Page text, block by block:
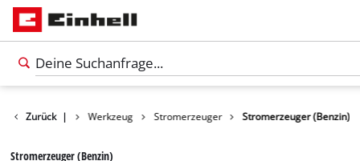
Zurück |
Produkte Werkzeug Stromerzeuger Stromerzeuger (Benzin)
Stromerzeuger (Benzin)